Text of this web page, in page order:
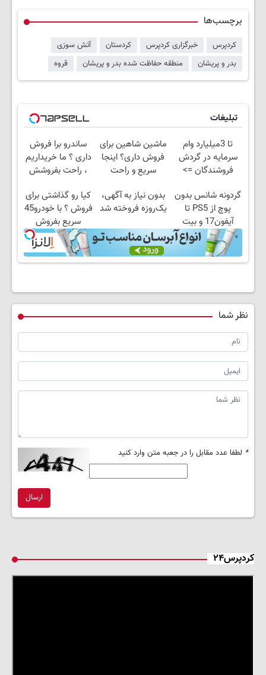
برچسب‌ها
کردپرس خبرگزاری کردپرس کردستان
آتش سوزی
بدر و پریشان
منطقه حفاظت شده بدر و پریشان قروه
تبلیغات
تا 3میلیارد وام
سرمایه در گردش
فروشندگان =>
کن
ماشین شاهین برای
فروش داری؟ اینجا
سریع و راحت
ساندرو برا فروش
داری ؟ ما خریداریم
، راحت بفروشش
گردونه شانس بدون
پوچ از PS5 تا
آیفون17 و بیت
کوین 🔥
بدون نیاز به آگهی،
یک‌روزه فروخته شد
کیا رو گذاشتی برای
فروش ؟ با خودرو45
سریع بفروش
نظر شما
* لطفا عدد مقابل را در جعبه متن وارد کنید
ارسال
کردپرس۲۴